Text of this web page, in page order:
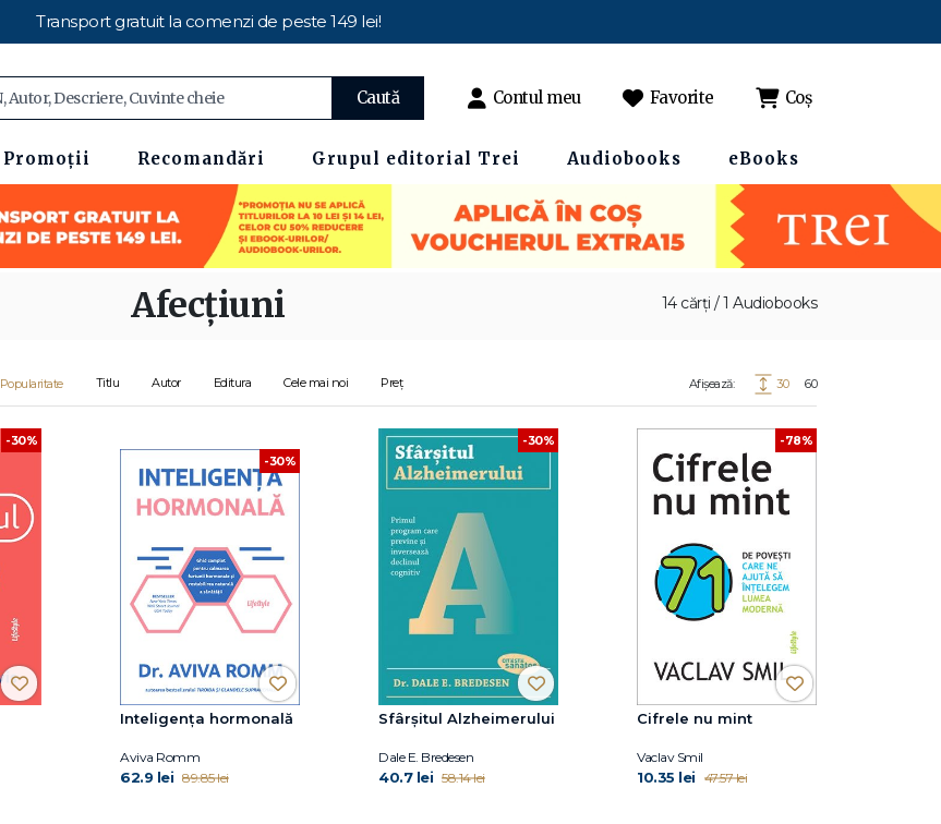
Transport gratuit la comenzi de peste 149 lei!
Caută Contul meu Favorite Coș
Promoții Recomandări Grupul editorial Trei Audiobooks eBooks
14 cărți / 1 Audiobooks
Afecțiuni
Popularitate Titlu Autor Editura Cele mai noi Preț Afișează: 30 60
-30%
-30%
Inteligența hormonală
Aviva Romm
62.9 lei 89.85 lei
-30%
Sfârșitul Alzheimerului
Dale E. Bredesen
40.7 lei 58.14 lei
-78%
Cifrele nu mint
Vaclav Smil
10.35 lei 47.57 lei